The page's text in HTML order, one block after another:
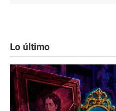
Lo último